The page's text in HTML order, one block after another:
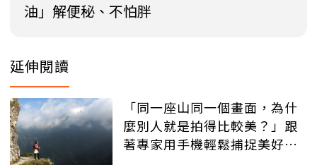
油」解便秘、不怕胖
延伸閱讀
「同一座山同一個畫面，為什
麼別人就是拍得比較美？」跟
著專家用手機輕鬆捕捉美好瞬